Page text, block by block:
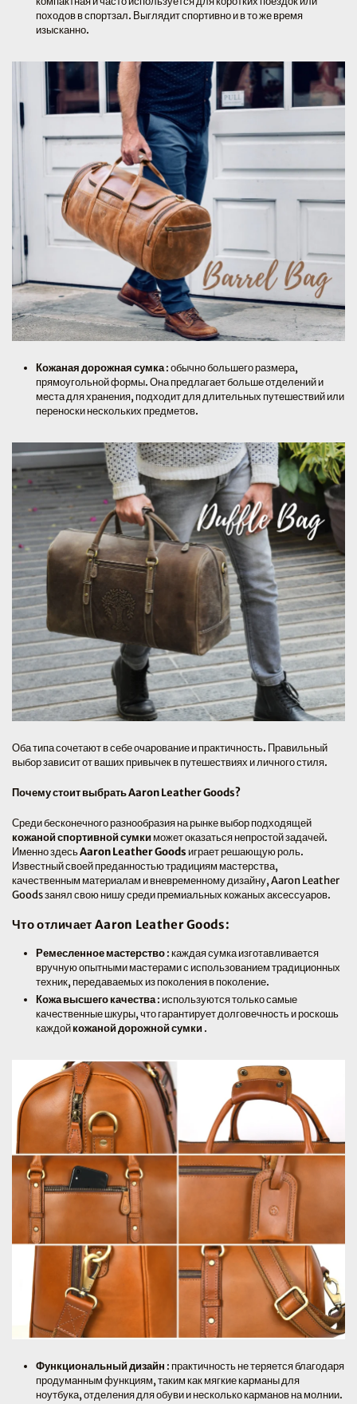
походов в спортзал. Выглядит спортивно и в то же время
изысканно.
Кожаная дорожная сумка: обычно большего размера,
прямоугольной формы. Она предлагает больше отделений и
места для хранения, подходит для длительных путешествий или
переноски нескольких предметов.
Оба типа сочетают в себе очарование и практичность. Правильный
выбор зависит от ваших привычек в путешествиях и личного стиля.
Почему стоит выбрать Aaron Leather Goods?
Среди бесконечного разнообразия на рынке выбор подходящей
кожаной спортивной сумки может оказаться непростой задачей.
Именно здесьAaron Leather Goods играет решающую роль.
Известный своей преданностью традициям мастерства,
качественным материалам и вневременному дизайну, Aaron Leather
Goods занял свою нишу среди премиальных кожаных аксессуаров.
Что отличает Aaron Leather Goods:
Ремесленное мастерство: каждая сумка изготавливается
вручную опытными мастерами с использованием традиционных
техник, передаваемых из поколения в поколение.
Кожа высшего качества: используются только самые
качественные шкуры, что гарантирует долговечность и роскошь
каждойкожаной дорожной сумки .
Функциональный дизайн : практичность не теряется благодаря
продуманным функциям, таким как мягкие карманы для
ноутбука, отделения для обуви и несколько карманов на молнии.